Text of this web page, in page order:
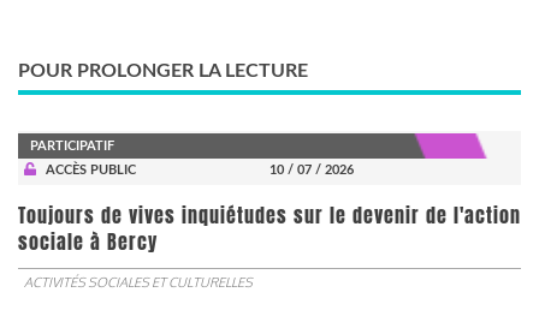
POUR PROLONGER LA LECTURE
PARTICIPATIF
ACCÈS PUBLIC
10 / 07 / 2026
Toujours de vives inquiétudes sur le devenir de l'action
sociale à Bercy
ACTIVITÉS SOCIALES ET CULTURELLES